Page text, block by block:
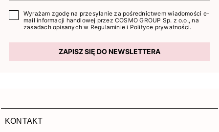
Wyrażam zgodę na przesyłanie za pośrednictwem wiadomości e-
mail informacji handlowej przez COSMO GROUP Sp. z o.o., na
zasadach opisanych w Regulaminie i Polityce prywatności.
ZAPISZ SIĘ DO NEWSLETTERA
KONTAKT